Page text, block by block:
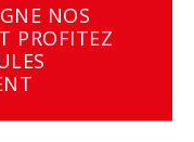
NOS
PROFITEZ